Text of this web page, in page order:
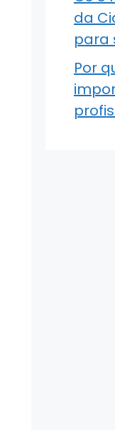
da
para
Por